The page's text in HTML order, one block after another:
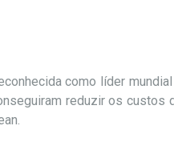
como líder
reduzir os